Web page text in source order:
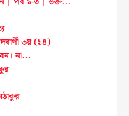
৩য় (১৪)
না...